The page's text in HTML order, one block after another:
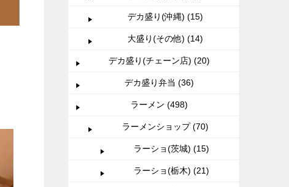
デカ盛り(沖縄) (15)
大盛り(その他) (14)
デカ盛り(チェーン店) (20)
デカ盛り弁当 (36)
ラーメン (498)
ラーメンショップ (70)
ラーショ(茨城) (15)
ラーショ(栃木) (21)